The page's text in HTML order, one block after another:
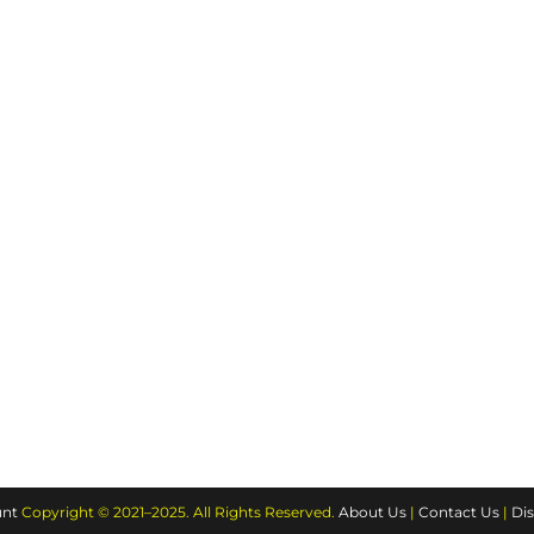
Copyright © 2021–2025. All Rights Reserved. About Us| Contact Us|